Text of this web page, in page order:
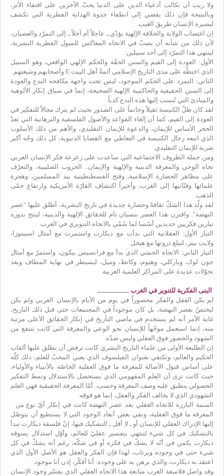
ولا ريب أن تكالب أدعياء الدين على الدنيا يحثّ الآخرين على اقتفاء الأثر،
وبالنتيجة فإن ذلك يفضي إلى انطفاء جذوة الهداية الفطرية التي تكشف
لبصيرة الإنسان طريقَ الغيب.
إن اغتصاب الولاية والخلافة الإلهية يؤدّي ـ عاجلاً أم آجلاً ـ إلى التمرّد والعصيان،
لأن ذلك من شأنه أن يصبّ في الاتجاه المعاكس للميول الفطرية البشرية،
لينتهي هذا التمرّد إلى أحد سبيلين:
الأول: العودة إلى القيم والسنن الحقّة والحكم الإلهي الواقعي، وهو السبيل
الذي اختطّه على مدى التاريخ الإسلامي أئمةُ أهل البيت E وأصحابهم وشيعتهم.
الثاني: التمرد على الحكم الموجود، ليس تحت واجهة مكافحة البدع والعودة
إلى السنن الحقيقية والحاكمية الإلهية الصحيحة، إنما في سياق إنكار الألوهية
والمبادئ التي تُنسب إليها هذه البدع كذباً.
لقد كان ظلّ الكنيسة ثقيلاً وجاثماً على الصدور بحيث لم يترك مجالاً للتفكير في
العودة إلى القيم، كما أن إلغاء القواعد والأصول الفلسفية والبرهانية التي تعدّ
الحجر الأساس للإيمان، والدعوة للإيمان التقليدي، والأهم من ذلك الأسلوب
الذي اتبعه رجال الكنيسة في التعاطي مع القضايا الدنيوية، كل ذلك وجّه أكبر
ضربة للإيمان التقليدي.
ومن جملة الظروف الاجتماعية التي ساعدت على زعزعة فكر الإنسان الغربي
تجاه الوحي والمعرفة الدينية والإلهية والإيمان.. الحروب الصليبية، والتعرّف
على مظاهر الحضارة الإسلامية، وفتح القسطنطينية بيد المسلمين، وهجرة
علمائها وفنّانيها إلى الغرب، وأخيراً اكتشاف القارّة الأمريكية وارتفاع حمّى
الذهب.
لقد ولّد هذا الشكّ ثقافةً وحضارة جديدة في تاريخ البشرية، أطلق عليها "عصر
النهضة". واقترن هذا العصر بنسيان تام للحقائق الإلهية والدينية، لينتج بدوره
تيارين فكريين جديدين أسّسا لما سُمّي بالاتجاه التنويري في الغرب.
التيار الأول: العقلانية التي بدأت مع ديكارت واستمرت مع أمثال اسبينوزا،
ولايب نيتز، لتبلغ ذروتها مع هيجل.
التيار الثاني: الاتجاه الحسي الذي بدأ مع فرانسيس بيكون، واستمرّ مع أمثال
جون لوك، وباركلي، وهيوم، وكانط، وميل، ليسيطر في نهاية المطاف وبعد
تحوّلات عديدة على المراكز العلمية الغربية.
البنى الفكرية للتنوير في الغرب ــــــــــــــــ
لم يكن العقل والفكر محصوراً في يوم من الأيام بالإنسان الغربي ولم يكن
ليختصّ بعصر النهضة، بل كان موجوداً في المجتمعات حتى قبل ذلك التاريخ،
غاية الأمر أنه لم يستخدم في ماضي التأريخ في إنكار الحقائق الأعلى مرتبة
منه، إنما استعمل موجّهاً للإنسان نحو الوعي والمعرفة التي كانت تنتفع من
الشهود والحضور فوق العقلي وليس ضدّه.
إن الطليعة الأولى من علماء التاريخ البشري كانت ترفض أن يطلق عليها ألقاب
الحكيم والعالم، وتكتفي بعنوان الفيلسوف الذي يعني المحبّ للعلم، ذلك كلّه
على أساس قبول الأصالة للمعرفة ما فوق العقلية الخاصّة بالأنبياء والأولياء،
حيث كانت ترى أن العلم المفهومي الذي يستحصل بالاستدلال ونمط التفكير
الحصولي ينطبق عليه وصف المعرفة وحسب، أمّا المعرفة الحقيقية فهي العلم
الشهودي الذي لا يخالف الفكر والعقل، إنما هو فوقه.
السمة البارزة للاتجاه العقلي بعد عصر النهضة كانت في إنكار أيّ نوع من
المعرفة ما فوق العقلية، ونفي بعض أبعاد الوجود التي لا يستطيع أن يتوصّل
إليها الإدراك العقلي للإنسان أو ـ لا أقل ـ التشكيك فيها، إنّ فلسفة ديكارت تبدأ
بالتشكيك في كل شيء لتنتهي بتفسير عقليّ للعالم، وأوّل استدلال يسوقه
ديكارت يكمن في أنّه لا يشكّ في فكره أو في شكّه، رغم أنه يشكّ في كل
شيء حتى في وجوده ويرتاب، لهذا فإن الفكر والعقل هو الأصل الأول الذي
اعتقد به ديكارت، والذي برهن به على وجوده: أنا أفكّر، إذن أنا موجود.
وقد واصل فلاسفة الغرب متابعة هذا الاتجاه العقلي الذي يفسّر وجود الإنسان